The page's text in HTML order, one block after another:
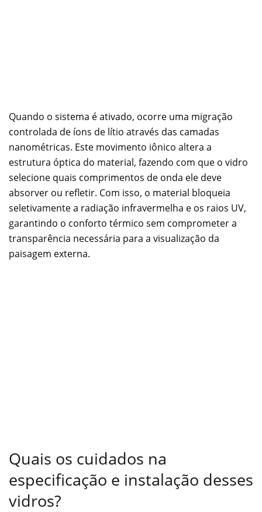
Quando o sistema é ativado, ocorre uma migração
controlada de íons de lítio através das camadas
nanométricas. Este movimento iônico altera a
estrutura óptica do material, fazendo com que o vidro
selecione quais comprimentos de onda ele deve
absorver ou refletir. Com isso, o material bloqueia
seletivamente a radiação infravermelha e os raios UV,
garantindo o conforto térmico sem comprometer a
transparência necessária para a visualização da
paisagem externa.
Quais os cuidados na
especificação e instalação desses
vidros?